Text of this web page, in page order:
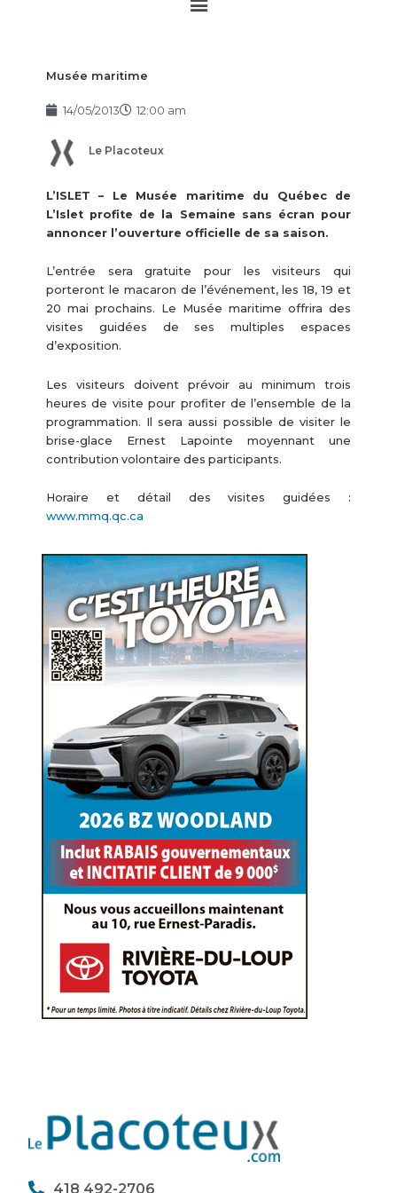
Musée maritime
14/05/2013 12:00 am
Le Placoteux
L’ISLET – Le Musée maritime du Québec de
L’Islet profite de la Semaine sans écran pour
annoncer l’ouverture officielle de sa saison.
L’entrée sera gratuite pour les visiteurs qui
porteront le macaron de l’événement, les 18, 19 et
20 mai prochains. Le Musée maritime offrira des
visites guidées de ses multiples espaces
d’exposition.
Les visiteurs doivent prévoir au minimum trois
heures de visite pour profiter de l’ensemble de la
programmation. Il sera aussi possible de visiter le
brise-glace Ernest Lapointe moyennant une
contribution volontaire des participants.
Horaire et détail des visites guidées :
www.mmq.qc.ca
418 492-2706